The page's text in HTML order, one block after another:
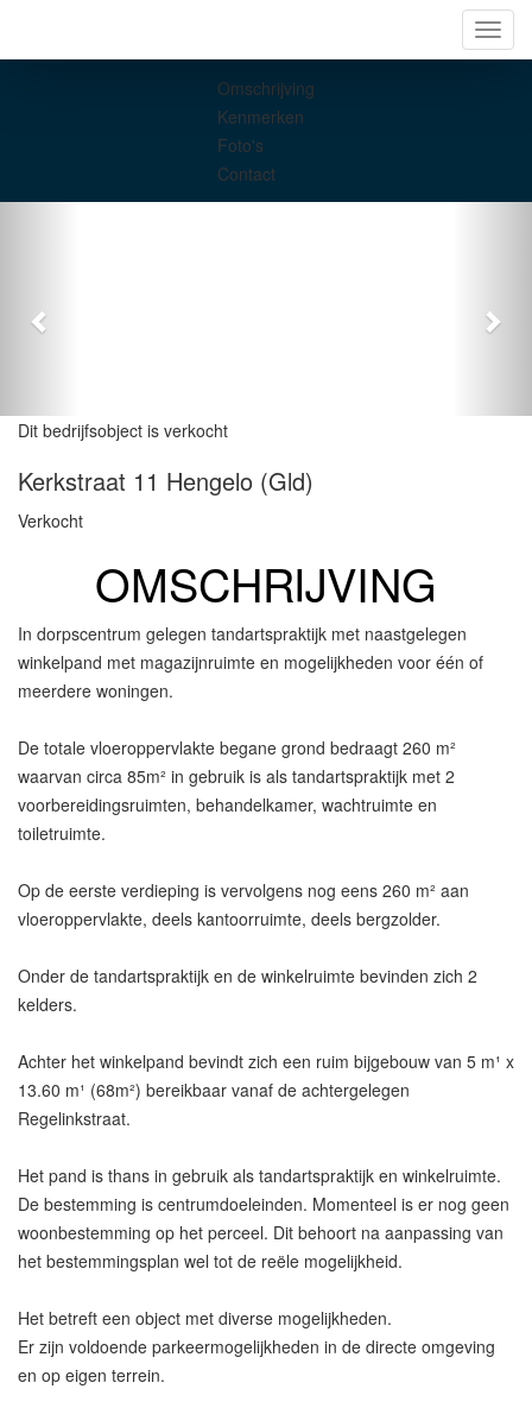
Omschrijving
Kenmerken
Foto's
Contact
Dit bedrijfsobject is verkocht
Kerkstraat 11 Hengelo (Gld)
Verkocht
OMSCHRIJVING
In dorpscentrum gelegen tandartspraktijk met naastgelegen
winkelpand met magazijnruimte en mogelijkheden voor één of
meerdere woningen.
De totale vloeroppervlakte begane grond bedraagt 260 m²
waarvan circa 85m² in gebruik is als tandartspraktijk met 2
voorbereidingsruimten, behandelkamer, wachtruimte en
toiletruimte.
Op de eerste verdieping is vervolgens nog eens 260 m² aan
vloeroppervlakte, deels kantoorruimte, deels bergzolder.
Onder de tandartspraktijk en de winkelruimte bevinden zich 2
kelders.
Achter het winkelpand bevindt zich een ruim bijgebouw van 5 m¹ x
13.60 m¹ (68m²) bereikbaar vanaf de achtergelegen
Regelinkstraat.
Het pand is thans in gebruik als tandartspraktijk en winkelruimte.
De bestemming is centrumdoeleinden. Momenteel is er nog geen
woonbestemming op het perceel. Dit behoort na aanpassing van
het bestemmingsplan wel tot de reële mogelijkheid.
Het betreft een object met diverse mogelijkheden.
Er zijn voldoende parkeermogelijkheden in de directe omgeving
en op eigen terrein.